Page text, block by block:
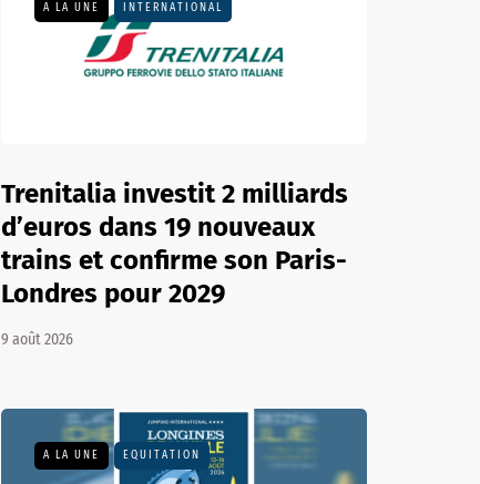
A LA UNE INTERNATIONAL
Trenitalia investit 2 milliards
d’euros dans 19 nouveaux
trains et confirme son Paris-
Londres pour 2029
9 août 2026
A LA UNE EQUITATION